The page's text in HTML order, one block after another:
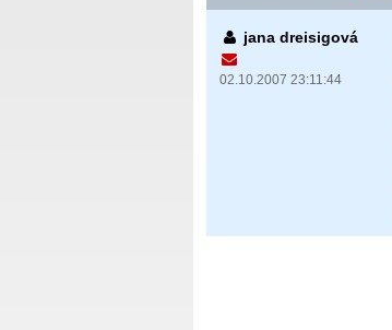
jana dreisigová
02.10.2007 23:11:44